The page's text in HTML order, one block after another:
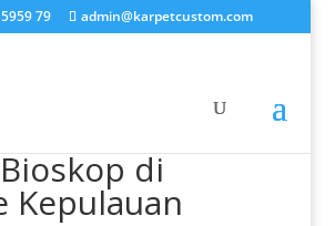
79 admin@karpetcustom.com
di
Kepulauan